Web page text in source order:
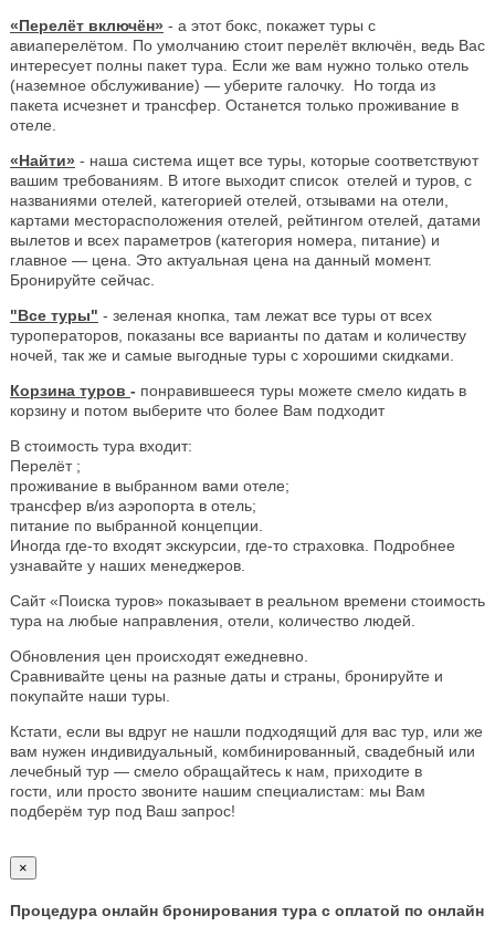
«Перелёт включён» - а этот бокс, покажет туры с
авиаперелётом. По умолчанию стоит перелёт включён, ведь Вас
интересует полны пакет тура. Если же вам нужно только отель
(наземное обслуживание) — уберите галочку. Но тогда из
пакета исчезнет и трансфер. Останется только проживание в
отеле.
«Найти» - наша система ищет все туры, которые соответствуют
вашим требованиям. В итоге выходит список отелей и туров, с
названиями отелей, категорией отелей, отзывами на отели,
картами месторасположения отелей, рейтингом отелей, датами
вылетов и всех параметров (категория номера, питание) и
главное — цена. Это актуальная цена на данный момент.
Бронируйте сейчас.
"Все туры" - зеленая кнопка, там лежат все туры от всех
туроператоров, показаны все варианты по датам и количеству
ночей, так же и самые выгодные туры с хорошими скидками.
Корзина туров - понравившееся туры можете смело кидать в
корзину и потом выберите что более Вам подходит
В стоимость тура входит:
Перелёт ;
проживание в выбранном вами отеле;
трансфер в/из аэропорта в отель;
питание по выбранной концепции.
Иногда где-то входят экскурсии, где-то страховка. Подробнее
узнавайте у наших менеджеров.
Сайт «Поиска туров» показывает в реальном времени стоимость
тура на любые направления, отели, количество людей.
Обновления цен происходят ежедневно.
Сравнивайте цены на разные даты и страны, бронируйте и
покупайте наши туры.
Кстати, если вы вдруг не нашли подходящий для вас тур, или же
вам нужен индивидуальный, комбинированный, свадебный или
лечебный тур — смело обращайтесь к нам, приходите в
гости, или просто звоните нашим специалистам: мы Вам
подберём тур под Ваш запрос!
×
Процедура онлайн бронирования тура с оплатой по онлайн